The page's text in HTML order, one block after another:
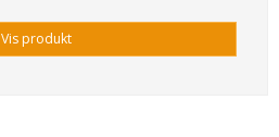
Vis produkt